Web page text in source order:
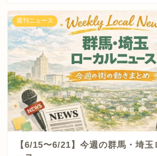
週刊ニュース
【6/15〜6/21】今週の群馬・埼